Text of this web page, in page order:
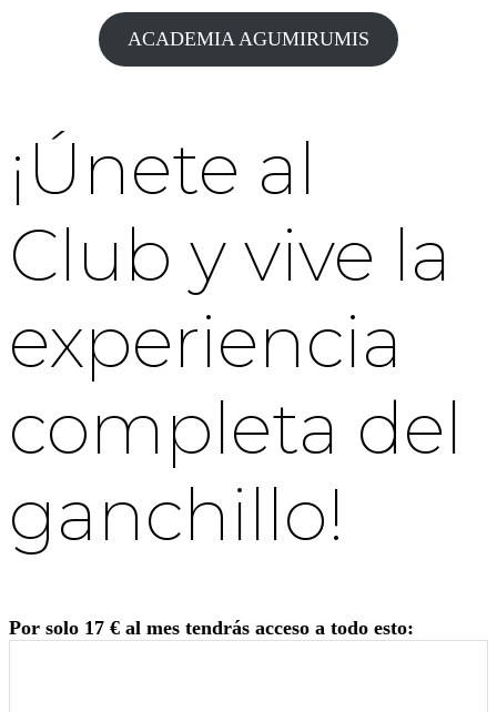
ACADEMIA AGUMIRUMIS
¡Únete al
Club y vive la
experiencia
completa del
ganchillo!
Por solo 17 € al mes tendrás acceso a todo esto: